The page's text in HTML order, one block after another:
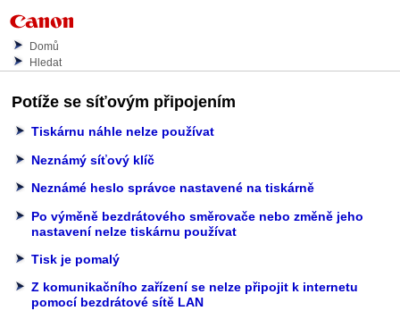
Domů
Hledat
Potíže se síťovým připojením
Tiskárnu náhle nelze používat
Neznámý síťový klíč
Neznámé heslo správce nastavené na tiskárně
Po výměně bezdrátového směrovače nebo změně jeho
nastavení nelze tiskárnu používat
Tisk je pomalý
Z komunikačního zařízení se nelze připojit k internetu
pomocí bezdrátové sítě LAN